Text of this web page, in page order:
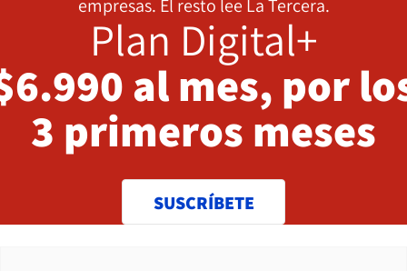
empresas. El resto lee La Tercera.
Plan Digital+
al mes, por
3 primeros meses
SUSCRÍBETE